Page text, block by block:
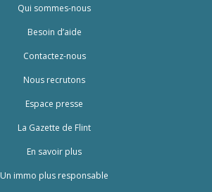
Qui sommes-nous
Besoin d’aide
Contactez-nous
Nous recrutons
Espace presse
La Gazette de Flint
En savoir plus
Un immo plus responsable